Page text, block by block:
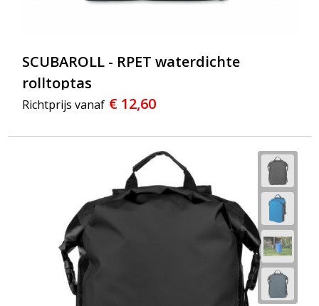
SCUBAROLL - RPET waterdichte
rolltoptas
Richtprijs vanaf € 12,60